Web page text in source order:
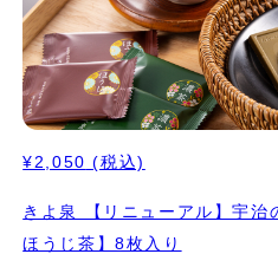
¥2,050 (税込)
きよ泉 【リニューアル】宇治
ほうじ茶】8枚入り